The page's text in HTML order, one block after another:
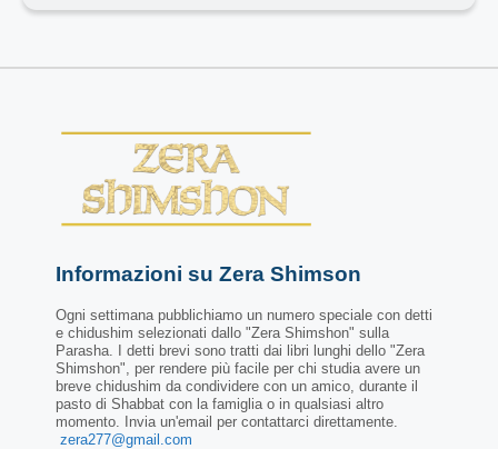
Informazioni su Zera Shimson
Ogni settimana pubblichiamo un numero speciale con detti
e chidushim selezionati dallo "Zera Shimshon" sulla
Parasha. I detti brevi sono tratti dai libri lunghi dello "Zera
Shimshon", per rendere più facile per chi studia avere un
breve chidushim da condividere con un amico, durante il
pasto di Shabbat con la famiglia o in qualsiasi altro
momento. Invia un'email per contattarci direttamente.
zera277@gmail.com